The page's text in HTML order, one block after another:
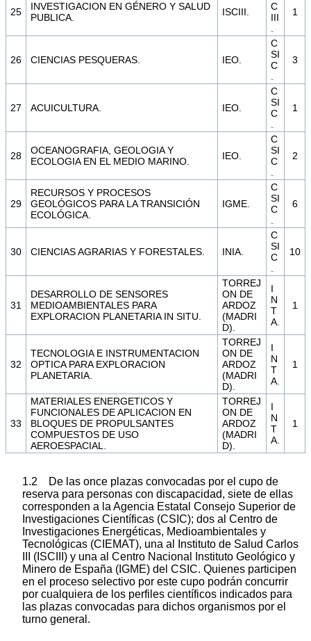
25
INVESTIGACION EN GÉNERO Y SALUD
PUBLICA.
ISCIII.
C
III
1
26 CIENCIAS PESQUERAS. IEO.
C
SI
C
3
27 ACUICULTURA. IEO.
C
SI
C
1
28
OCEANOGRAFIA, GEOLOGIA Y
ECOLOGIA EN EL MEDIO MARINO.
IEO.
C
SI
C
2
29
RECURSOS Y PROCESOS
GEOLÓGICOS PARA LA TRANSICIÓN
ECOLÓGICA.
IGME.
C
SI
C
6
30 CIENCIAS AGRARIAS Y FORESTALES. INIA.
C
SI
C
10
31
DESARROLLO DE SENSORES
MEDIOAMBIENTALES PARA
EXPLORACION PLANETARIA IN SITU.
TORREJ
ON DE
ARDOZ
(MADRI
D).
I
N
T
A.
1
32
TECNOLOGIA E INSTRUMENTACION
OPTICA PARA EXPLORACION
PLANETARIA.
TORREJ
ON DE
ARDOZ
(MADRI
D).
I
N
T
A.
1
33
MATERIALES ENERGETICOS Y
FUNCIONALES DE APLICACION EN
BLOQUES DE PROPULSANTES
COMPUESTOS DE USO
AEROESPACIAL.
TORREJ
ON DE
ARDOZ
(MADRI
D).
I
N
T
A.
1
1.2 De las once plazas convocadas por el cupo de
reserva para personas con discapacidad, siete de ellas
corresponden a la Agencia Estatal Consejo Superior de
Investigaciones Científicas (CSIC); dos al Centro de
Investigaciones Energéticas, Medioambientales y
Tecnológicas (CIEMAT), una al Instituto de Salud Carlos
III (ISCIII) y una al Centro Nacional Instituto Geológico y
Minero de España (IGME) del CSIC. Quienes participen
en el proceso selectivo por este cupo podrán concurrir
por cualquiera de los perfiles científicos indicados para
las plazas convocadas para dichos organismos por el
turno general.